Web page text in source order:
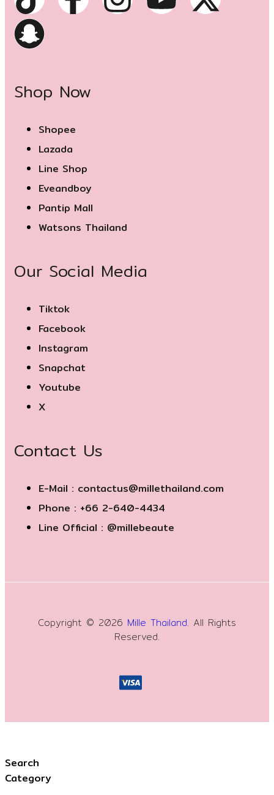
Shop Now
Shopee
Lazada
Line Shop
Eveandboy
Pantip Mall
Watsons Thailand
Our Social Media
Tiktok
Facebook
Instagram
Snapchat
Youtube
X
Contact Us
E-Mail : contactus@millethailand.com
Phone : +66 2-640-4434
Line Official : @millebeaute
Copyright © 2026 Mille Thailand. All Rights
Reserved.
Search
Category